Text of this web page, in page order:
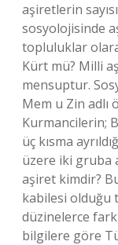
aşiretlerin
sosyolojisinde
topluluklar
Kürt mü? Milli
mensuptur.
Mem u Zin adlı
Kurmancilerin;
üç kısma
üzere iki gruba
aşiret kimdir?
kabilesi olduğu
düzinelerce
bilgilere göre